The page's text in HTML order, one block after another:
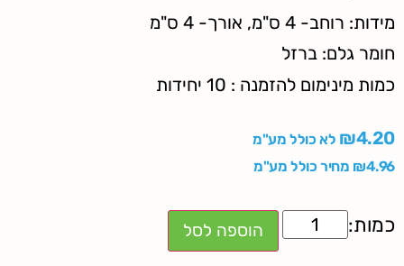
מידות: רוחב- 4 ס"מ, אורך- 4 ס"מ
חומר גלם: ברזל
כמות מינימום להזמנה : 10 יחידות
₪4.20
לא כולל מע"מ
₪4.96 מחיר כולל מע"מ
הוספה לסל